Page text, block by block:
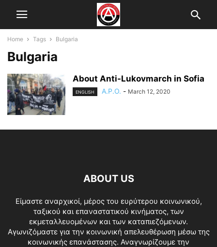
Home Tags Bulgaria
Bulgaria
About Anti-Lukovmarch in Sofia
ENGLISH A.P.O. - March 12, 2020
ABOUT US
Είμαστε αναρχικοί, μέρος του ευρύτερου κοινωνικού,
ταξικού και επαναστατικού κινήματος, των
εκμεταλλευομένων και των καταπιεζόμενων.
Αγωνιζόμαστε για την κοινωνική απελευθέρωση μέσω της
κοινωνικής επανάστασης. Αναγνωρίζουμε την